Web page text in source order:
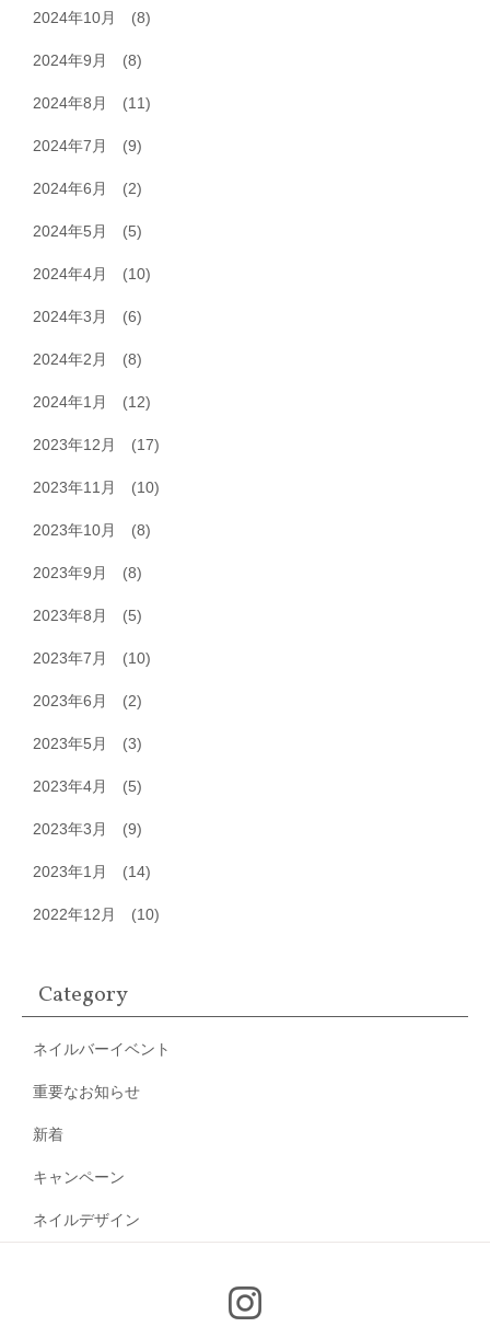
2024年10月 (8)
2024年9月 (8)
2024年8月 (11)
2024年7月 (9)
2024年6月 (2)
2024年5月 (5)
2024年4月 (10)
2024年3月 (6)
2024年2月 (8)
2024年1月 (12)
2023年12月 (17)
2023年11月 (10)
2023年10月 (8)
2023年9月 (8)
2023年8月 (5)
2023年7月 (10)
2023年6月 (2)
2023年5月 (3)
2023年4月 (5)
2023年3月 (9)
2023年1月 (14)
2022年12月 (10)
Category
ネイルバーイベント
重要なお知らせ
新着
キャンペーン
ネイルデザイン